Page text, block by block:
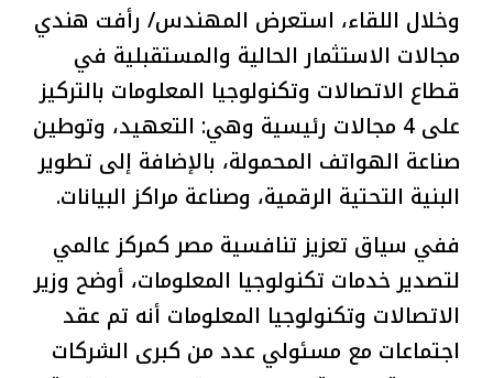
وخلال اللقاء، استعرض المهندس/ رأفت هندي
مجالات الاستثمار الحالية والمستقبلية في
قطاع الاتصالات وتكنولوجيا المعلومات بالتركيز
على 4 مجالات رئيسية وهي: التعهيد، وتوطين
صناعة الهواتف المحمولة، بالإضافة إلى تطوير
البنية التحتية الرقمية، وصناعة مراكز البيانات.
ففي سياق تعزيز تنافسية مصر كمركز عالمي
لتصدير خدمات تكنولوجيا المعلومات، أوضح وزير
الاتصالات وتكنولوجيا المعلومات أنه تم عقد
اجتماعات مع مسئولي عدد من كبرى الشركات